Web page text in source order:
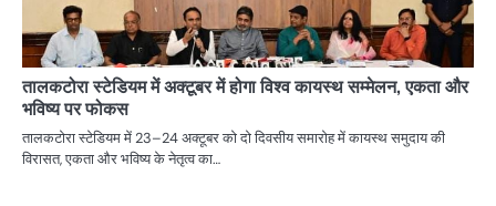
तालकटोरा स्टेडियम में अक्टूबर में होगा विश्व कायस्थ सम्मेलन, एकता और
भविष्य पर फोकस
तालकटोरा स्टेडियम में 23–24 अक्टूबर को दो दिवसीय समारोह में कायस्थ समुदाय की
विरासत, एकता और भविष्य के नेतृत्व का…